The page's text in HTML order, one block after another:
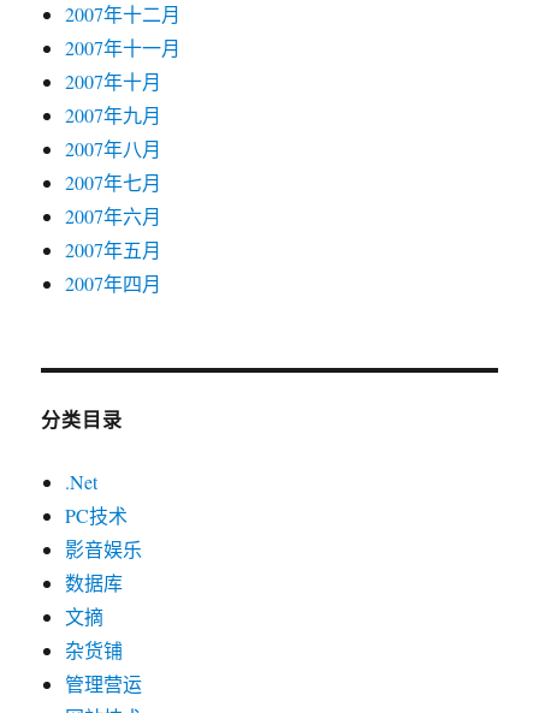
2007年十二月
2007年十一月
2007年十月
2007年九月
2007年八月
2007年七月
2007年六月
2007年五月
2007年四月
分类目录
.Net
PC技术
影音娱乐
数据库
文摘
杂货铺
管理营运